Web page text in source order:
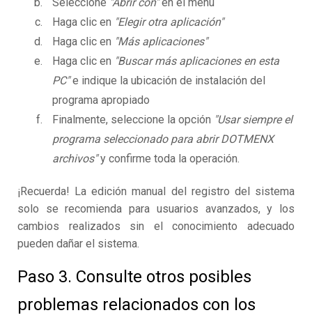
Haga clic en "Elegir otra aplicación"
Haga clic en "Más aplicaciones"
Haga clic en "Buscar más aplicaciones en esta
PC"e indique la ubicación de instalación del
programa apropiado
Finalmente, seleccione la opción "Usar siempre el
programa seleccionado para abrir DOTMENX
archivos"y confirme toda la operación.
¡Recuerda! La edición manual del registro del sistema
solo se recomienda para usuarios avanzados, y los
cambios realizados sin el conocimiento adecuado
pueden dañar el sistema.
Paso 3. Consulte otros posibles
problemas relacionados con los